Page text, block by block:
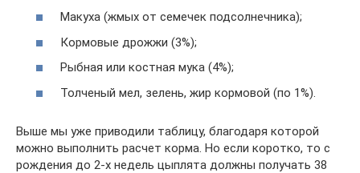
Макуха (жмых от семечек подсолнечника);
Кормовые дрожжи (3%);
Рыбная или костная мука (4%);
Толченый мел, зелень, жир кормовой (по 1%).
Выше мы уже приводили таблицу, благодаря которой
можно выполнить расчет корма. Но если коротко, то с
рождения до 2-х недель цыплята должны получать 38